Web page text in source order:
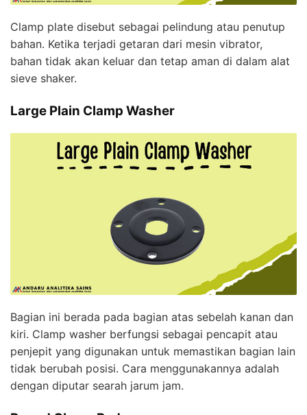
Clamp plate disebut sebagai pelindung atau penutup
bahan. Ketika terjadi getaran dari mesin vibrator,
bahan tidak akan keluar dan tetap aman di dalam alat
sieve shaker.
Large Plain Clamp Washer
Bagian ini berada pada bagian atas sebelah kanan dan
kiri. Clamp washer berfungsi sebagai pencapit atau
penjepit yang digunakan untuk memastikan bagian lain
tidak berubah posisi. Cara menggunakannya adalah
dengan diputar searah jarum jam.